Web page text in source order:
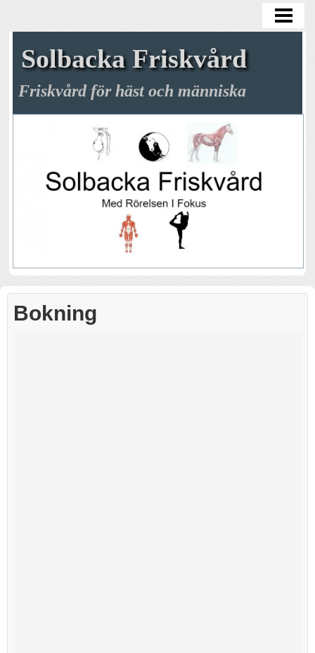
KONTAKT
Solbacka Friskvård
Friskvård för häst och människa
Bokning